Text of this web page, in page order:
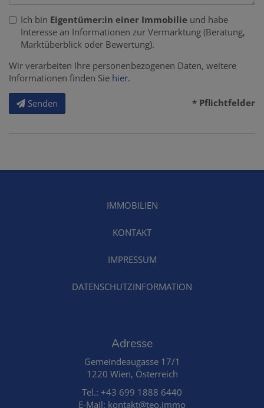
Ich bin Eigentümer:in einer Immobilie und habe
Interesse an Informationen zur Vermarktung (Beratung,
Marktüberblick oder Bewertung).
Wir verarbeiten Ihre personenbezogenen Daten, weitere
Informationen finden Sie hier.
Senden * Pflichtfelder
IMMOBILIEN
KONTAKT
IMPRESSUM
DATENSCHUTZINFORMATION
Adresse
Gemeindeaugasse 17/1
1220 Wien, Österreich
Tel.: +43 699 1888 6440
E-Mail: kontakt@teo.immo